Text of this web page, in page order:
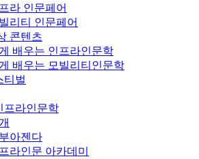
라 인문페어
리티 인문페어
콘텐츠
배우는 인프라인문학
배우는 모빌리티인문학
티벌
프라인문학
아젠다
라인문 아카데미